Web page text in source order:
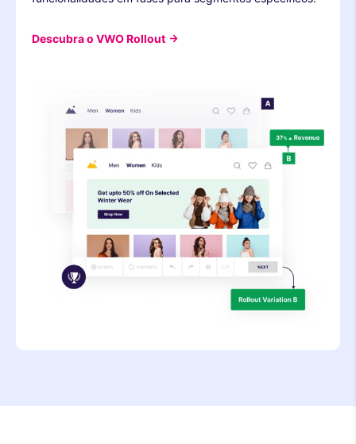
Descubra o VWO Rollout